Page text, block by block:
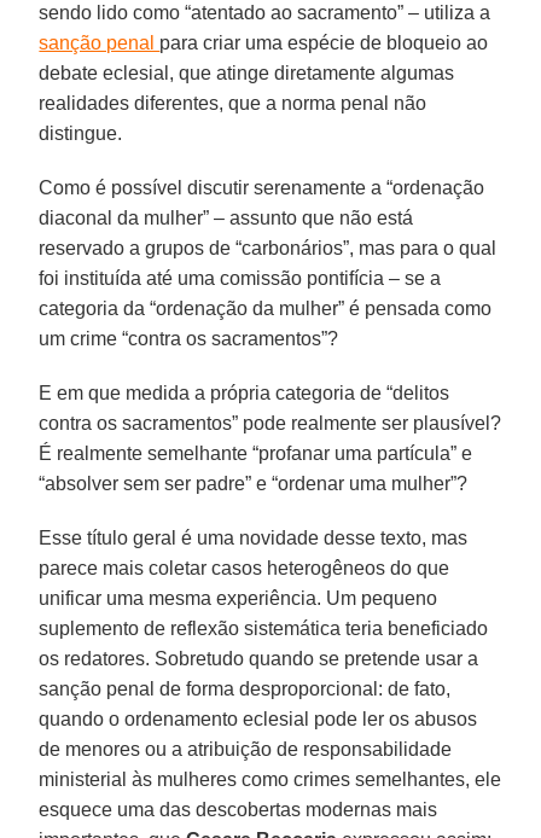
sendo lido como “atentado ao sacramento” – utiliza a
sanção penal para criar uma espécie de bloqueio ao
debate eclesial, que atinge diretamente algumas
realidades diferentes, que a norma penal não
distingue.
Como é possível discutir serenamente a “ordenação
diaconal da mulher” – assunto que não está
reservado a grupos de “carbonários”, mas para o qual
foi instituída até uma comissão pontifícia – se a
categoria da “ordenação da mulher” é pensada como
um crime “contra os sacramentos”?
E em que medida a própria categoria de “delitos
contra os sacramentos” pode realmente ser plausível?
É realmente semelhante “profanar uma partícula” e
“absolver sem ser padre” e “ordenar uma mulher”?
Esse título geral é uma novidade desse texto, mas
parece mais coletar casos heterogêneos do que
unificar uma mesma experiência. Um pequeno
suplemento de reflexão sistemática teria beneficiado
os redatores. Sobretudo quando se pretende usar a
sanção penal de forma desproporcional: de fato,
quando o ordenamento eclesial pode ler os abusos
de menores ou a atribuição de responsabilidade
ministerial às mulheres como crimes semelhantes, ele
esquece uma das descobertas modernas mais